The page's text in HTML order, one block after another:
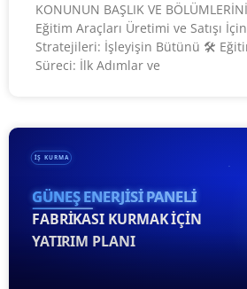
KONUNUN BAŞLIK VE
Eğitim Araçları Üretimi ve Satışı
Stratejileri: İşleyişin Bütünü 🛠️
Süreci: İlk Adımlar ve